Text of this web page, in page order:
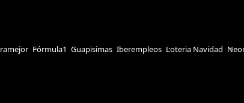
Fórmula1 Guapisimas Iberempleos Loteria Navidad